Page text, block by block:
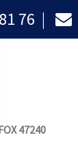
76
47240